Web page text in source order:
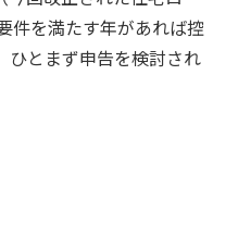
件を満たす年があれば控
ひとまず申告を検討され